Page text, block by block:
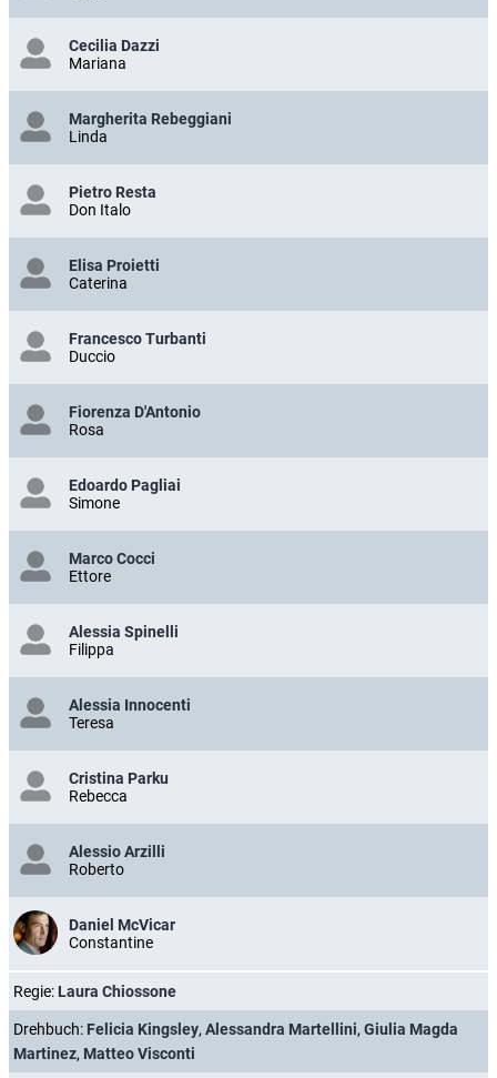
Cecilia Dazzi
Mariana
Margherita Rebeggiani
Linda
Pietro Resta
Don Italo
Elisa Proietti
Caterina
Francesco Turbanti
Duccio
Fiorenza D'Antonio
Rosa
Edoardo Pagliai
Simone
Marco Cocci
Ettore
Alessia Spinelli
Filippa
Alessia Innocenti
Teresa
Cristina Parku
Rebecca
Alessio Arzilli
Roberto
Daniel McVicar
Constantine
Regie: Laura Chiossone
Drehbuch: Felicia Kingsley, Alessandra Martellini, Giulia Magda
Martinez, Matteo Visconti